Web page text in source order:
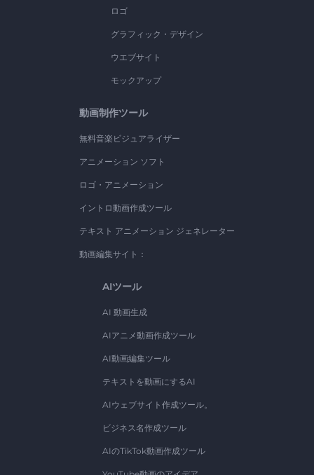
ロゴ
グラフィック・デザイン
ウエブサイト
モックアップ
動画制作ツール
無料音楽ビジュアライザー
アニメーション ソフト
ロゴ・アニメーション
イントロ動画作成ツール
テキスト アニメーション ジェネレーター
動画編集サイト：
AIツール
AI 動画生成
AIアニメ動画作成ツール
AI動画編集ツール
テキストを動画にするAI
AIウェブサイト作成ツール。
ビジネス名作成ツール
AIのTikTok動画作成ツール